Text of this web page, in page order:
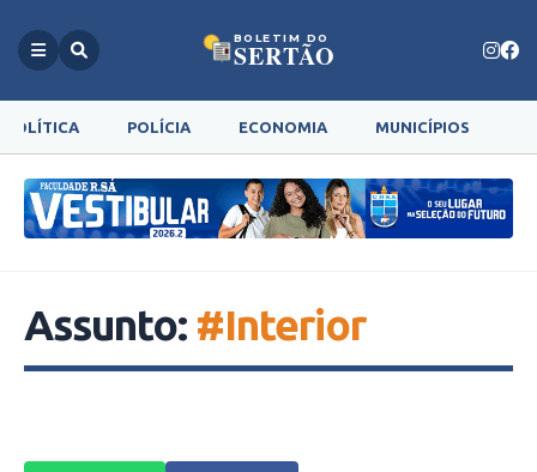
BOLETIM DO
SERTÃO
POLÍTICA POLÍCIA ECONOMIA MUNICÍPIOS
Assunto: #Interior